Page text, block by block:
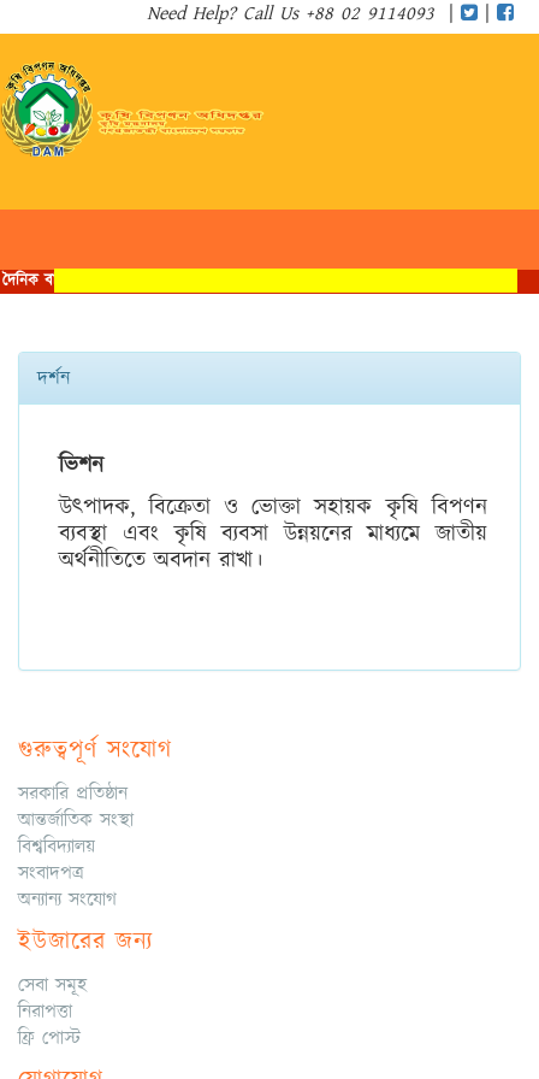
Need Help? Call Us +88 02 9114093 | |
দর্শন
ভিশন
উৎপাদক, বিক্রেতা ও ভোক্তা সহায়ক কৃষি বিপণন
ব্যবস্থা এবং কৃষি ব্যবসা উন্নয়নের মাধ্যমে জাতীয়
অর্থনীতিতে অবদান রাখা।
গুরুত্বপূর্ণ সংযোগ
সরকারি প্রতিষ্ঠান
আন্তর্জাতিক সংস্থা
বিশ্ববিদ্যালয়
সংবাদপত্র
অন্যান্য সংযোগ
ইউজারের জন্য
সেবা সমূহ
নিরাপত্তা
ফ্রি পোস্ট